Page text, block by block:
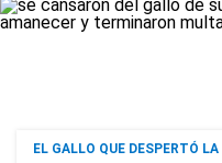
EL GALLO QUE DESPERTÓ